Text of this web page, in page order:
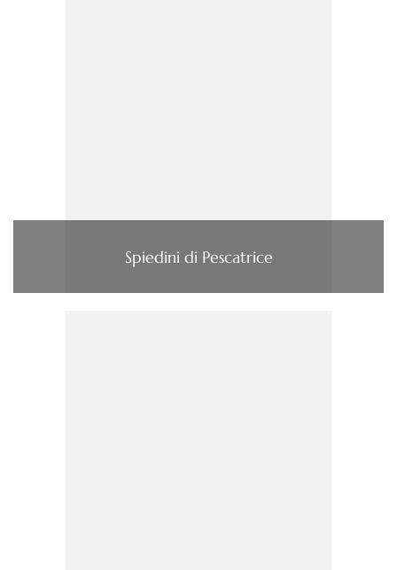
Spiedini di Pescatrice